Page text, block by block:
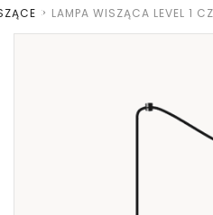
> LAMPA WISZĄCA LEVEL 1